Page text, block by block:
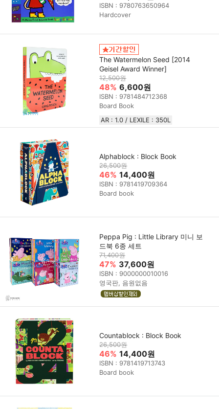
ISBN : 9780763650964
Hardcover
The Watermelon Seed [2014
Geisel Award Winner]
12,500원
48% 6,600원
ISBN : 9781484712368
Board Book
AR : 1.0 / LEXILE : 350L
Alphablock : Block Book
26,500원
46% 14,400원
ISBN : 9781419709364
Board book
Peppa Pig : Little Library 미니 보
드북 6종 세트
71,400원
47% 37,600원
ISBN : 9000000010016
영국판, 음원없음
Countablock : Block Book
26,500원
46% 14,400원
ISBN : 9781419713743
Board book